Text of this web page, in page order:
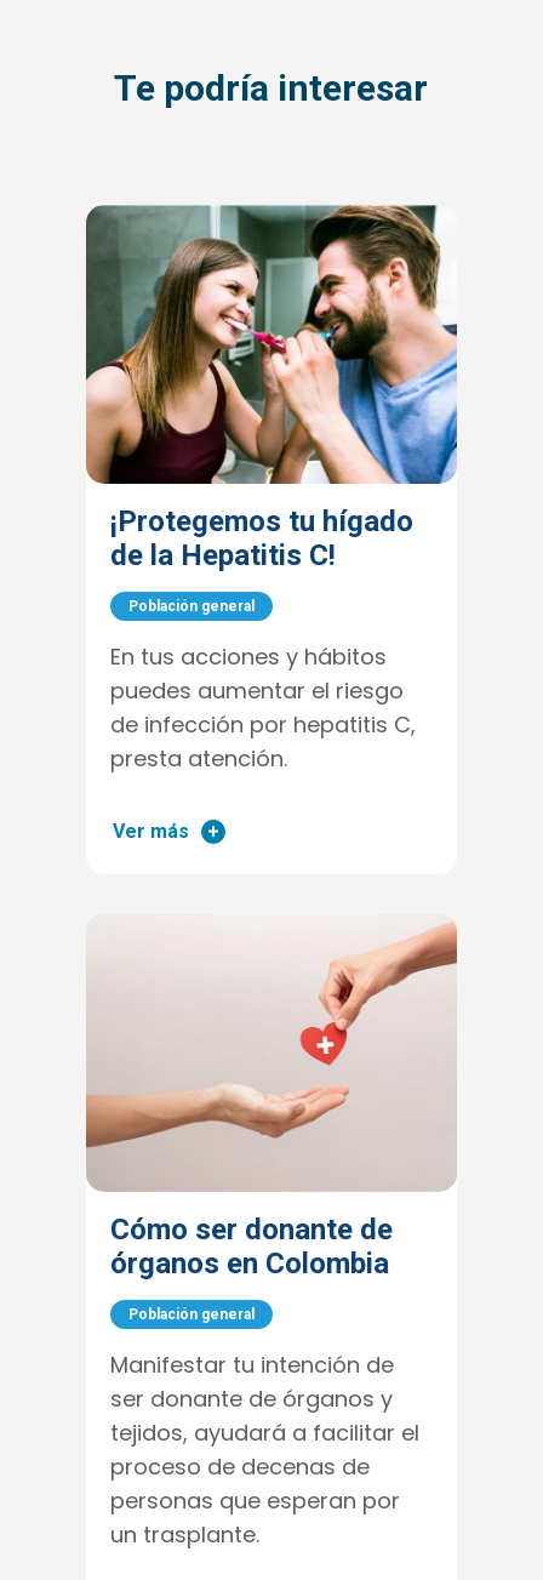
Te podría interesar
¡Protegemos tu hígado
de la Hepatitis C!
Población general
En tus acciones y hábitos
puedes aumentar el riesgo
de infección por hepatitis C,
presta atención.
Ver más
Cómo ser donante de
órganos en Colombia
Población general
Manifestar tu intención de
ser donante de órganos y
tejidos, ayudará a facilitar el
proceso de decenas de
personas que esperan por
un trasplante.